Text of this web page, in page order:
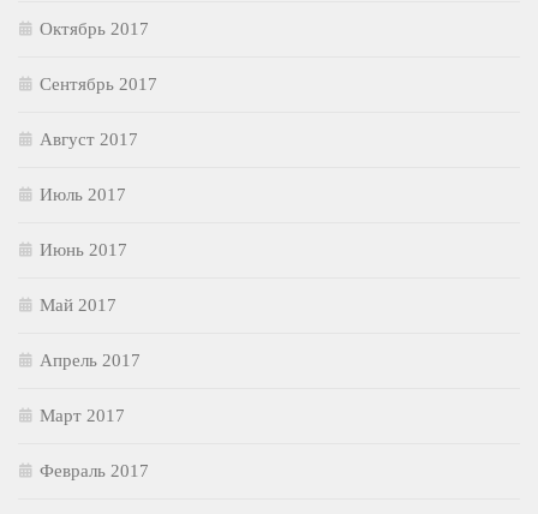
Октябрь 2017
Сентябрь 2017
Август 2017
Июль 2017
Июнь 2017
Май 2017
Апрель 2017
Март 2017
Февраль 2017